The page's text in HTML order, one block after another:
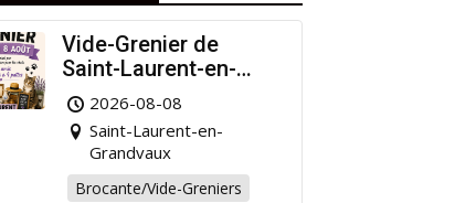
Vide-Grenier de
Saint-Laurent-en-
Grandvaux : Venez
chiner pour la bonne
cause !
2026-08-08
Saint-Laurent-en-
Grandvaux
Brocante/Vide-Greniers